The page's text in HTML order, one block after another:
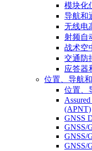
模块化
导航和
无线电
射频自
战术空
交通防
应答器
位置、导航
位置、
(APNT)
GNSS
GNSS/
GNSS/
GNSS/